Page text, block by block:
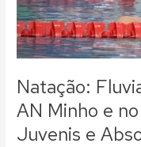
Natação:
AN Minho e
Juvenis e
Interdistrital
de
Juvenis
e
Absolutos